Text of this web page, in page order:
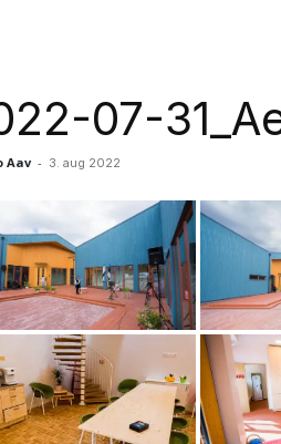
07-
Aav - 3. aug 2022